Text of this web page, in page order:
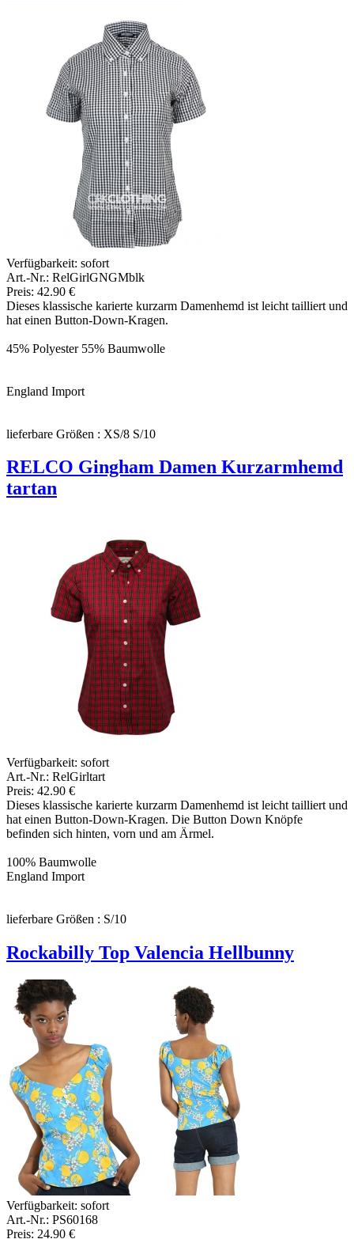
Verfügbarkeit: sofort
Art.-Nr.: RelGirlGNGMblk
Preis: 42.90 €
Dieses klassische karierte kurzarm Damenhemd ist leicht tailliert und
hat einen Button-Down-Kragen.
45% Polyester 55% Baumwolle
England Import
lieferbare Größen : XS/8 S/10
RELCO Gingham Damen Kurzarmhemd
tartan
Verfügbarkeit: sofort
Art.-Nr.: RelGirltart
Preis: 42.90 €
Dieses klassische karierte kurzarm Damenhemd ist leicht tailliert und
hat einen Button-Down-Kragen. Die Button Down Knöpfe
befinden sich hinten, vorn und am Ärmel.
100% Baumwolle
England Import
lieferbare Größen : S/10
Rockabilly Top Valencia Hellbunny
Verfügbarkeit: sofort
Art.-Nr.: PS60168
Preis: 24.90 €